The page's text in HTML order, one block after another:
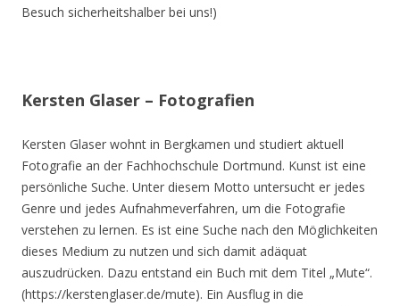
Besuch sicherheitshalber bei uns!)
Kersten Glaser – Fotografien
Kersten Glaser wohnt in Bergkamen und studiert aktuell
Fotografie an der Fachhochschule Dortmund. Kunst ist eine
persönliche Suche. Unter diesem Motto untersucht er jedes
Genre und jedes Aufnahmeverfahren, um die Fotografie
verstehen zu lernen. Es ist eine Suche nach den Möglichkeiten
dieses Medium zu nutzen und sich damit adäquat
auszudrücken. Dazu entstand ein Buch mit dem Titel „Mute“.
(https://kerstenglaser.de/mute). Ein Ausflug in die